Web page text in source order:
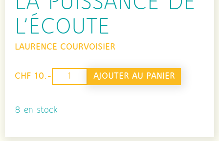
L’ÉCOUTE
LAURENCE COURVOISIER
CHF 10.-
8 en stock
quantité
La
AJOUTER AU PANIER